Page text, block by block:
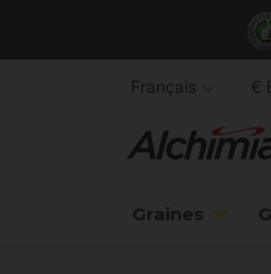
Graines
Français €